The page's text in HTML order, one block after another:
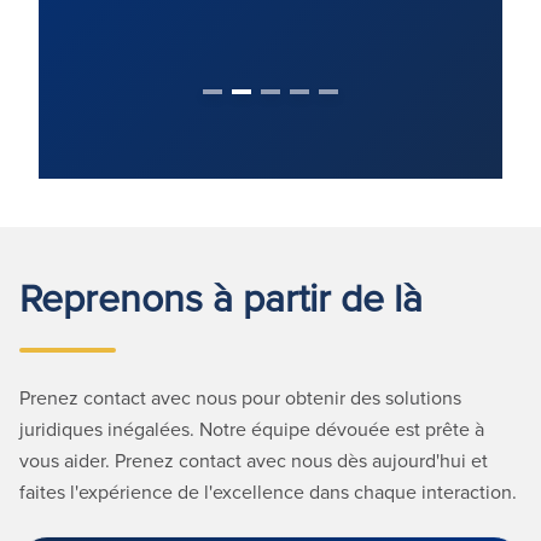
Reprenons à partir de là
Prenez contact avec nous pour obtenir des solutions
juridiques inégalées. Notre équipe dévouée est prête à
vous aider. Prenez contact avec nous dès aujourd'hui et
faites l'expérience de l'excellence dans chaque interaction.